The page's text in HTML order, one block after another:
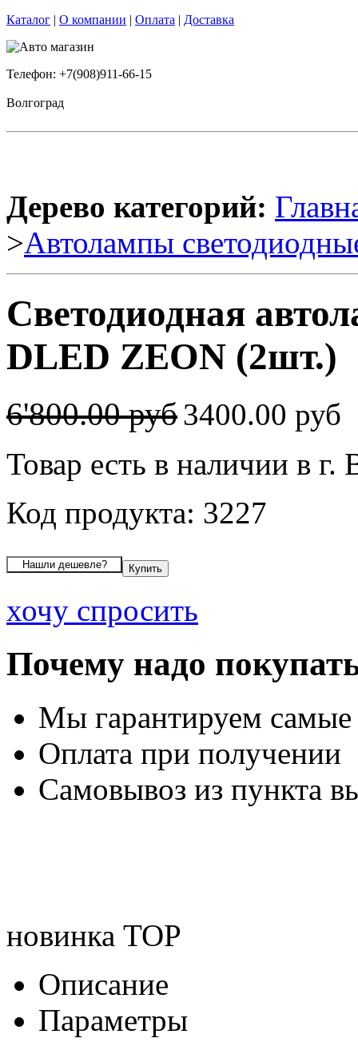
Каталог | О компании | Оплата | Доставка
Телефон: +7(908)911-66-15
Волгоград
Дерево категорий:
>Автолампы
Светодиодная
DLED ZEON (2шт.)
6'800.00 руб3400.00 руб
Товар есть в наличии в г.
Код продукта: 3227
хочу спросить
Почему надо
Мы гарантируем
Оплата при получении
Самовывоз из пункта
новинка TOP
Описание
Параметры